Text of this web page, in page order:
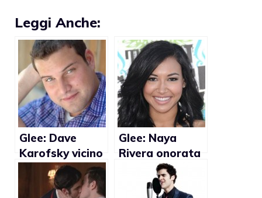
Leggi Anche:
Glee: Dave
Karofsky vicino
al coming out?
Glee: Naya
Rivera onorata
di interpretare
una lesbica